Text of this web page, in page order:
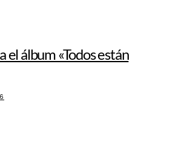
el álbum «Todos están